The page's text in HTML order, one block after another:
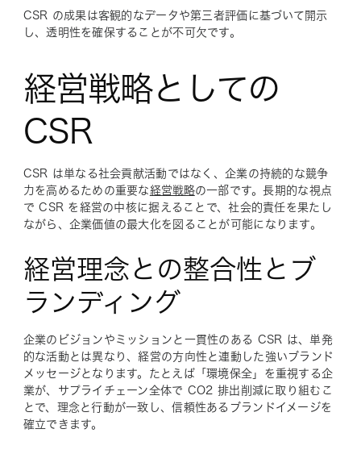
CSR の成果は客観的なデータや第三者評価に基づいて開示
し、透明性を確保することが不可欠です。
経営戦略としての
CSR
CSR は単なる社会貢献活動ではなく、企業の持続的な競争
力を高めるための重要な経営戦略の一部です。長期的な視点
で CSR を経営の中核に据えることで、社会的責任を果たし
ながら、企業価値の最大化を図ることが可能になります。
経営理念との整合性とブ
ランディング
企業のビジョンやミッションと一貫性のある CSR は、単発
的な活動とは異なり、経営の方向性と連動した強いブランド
メッセージとなります。たとえば「環境保全」を重視する企
業が、サプライチェーン全体で CO2 排出削減に取り組むこ
とで、理念と行動が一致し、信頼性あるブランドイメージを
確立できます。